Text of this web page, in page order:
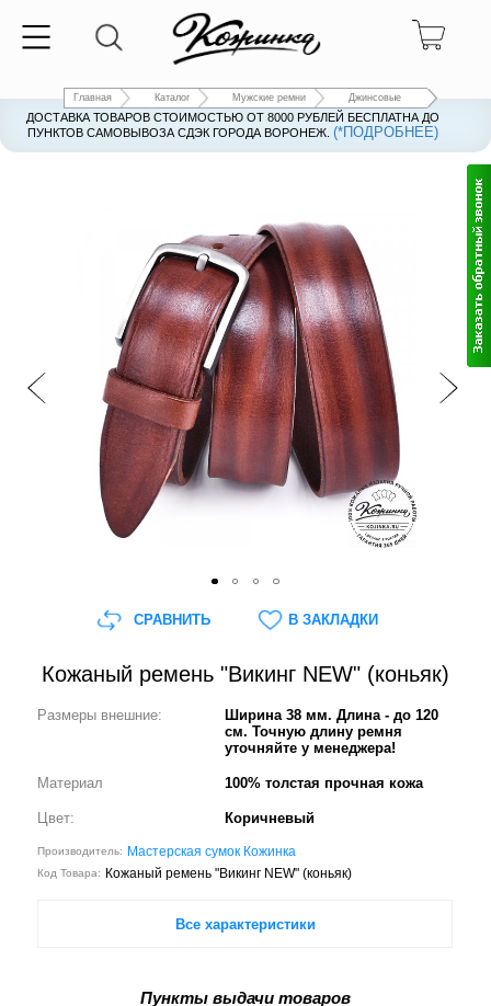
Главная Каталог Мужские ремни Джинсовые
ДОСТАВКА ТОВАРОВ СТОИМОСТЬЮ ОТ 8000 РУБЛЕЙ БЕСПЛАТНА ДО
ПУНКТОВ САМОВЫВОЗА СДЭК ГОРОДА ВОРОНЕЖ.(*ПОДРОБНЕЕ)
Кожаный ремень "Викинг NEW" (коньяк)
Размеры внешние:
Ширина 38 мм. Длина - до 120
см. Точную длину ремня
уточняйте у менеджера!
Материал 100% толстая прочная кожа
Цвет: Коричневый
Производитель: Мастерская сумок Кожинка
Код Товара: Кожаный ремень "Викинг NEW" (коньяк)
Все характеристики
Пункты выдачи товаров
СРАВНИТЬ В ЗАКЛАДКИ